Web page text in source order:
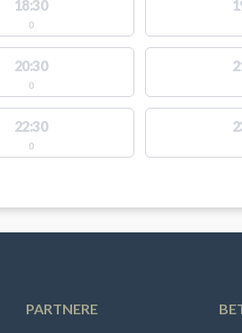
18:30
0
20:30
0
22:30
0
PARTNERE